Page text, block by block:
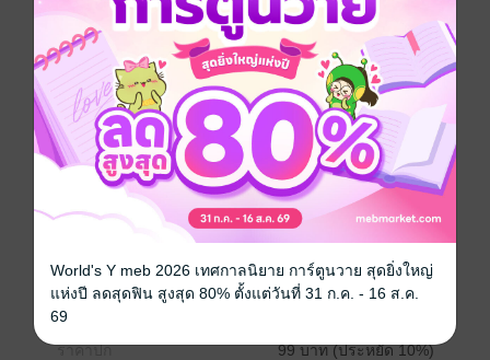
เป็นคำตอบเดียวกันได้ คนทั้งสองจึงอยู่ในความสับสนของ
หัวใจ ทั้งสองจะแก้สมการรักนี้ได้อย่างไร โดยมีหัวใจที่เต็ม
เปี่ยมด้วยความรักเป็นเดิมพัน
โรมานซ์ โรแมนติก มาเฟีย แก้แค้น
แอบรัก
ประเภทไฟล์ pdf, epub(สารบัญ)
วันที่วางขาย 25 พฤศจิกายน 2565
ความยาว
ราคาปก 99 บาท (ประหยัด 10%)
World's Y meb 2026 เทศกาลนิยาย การ์ตูนวาย สุดยิ่งใหญ่
แห่งปี ลดสุดฟิน สูงสุด 80% ตั้งแต่วันที่ 31 ก.ค. - 16 ส.ค.
69